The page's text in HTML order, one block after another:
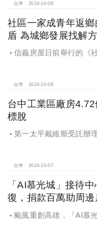
家邸「長築白樓1」
台灣 2024-10-08
社區一家成青年返鄉
盾 為城鄉發展找解方
信義房屋日前舉行的《
彰化鬆勢三日節策展人劉
家鄉帶來改變和發展的故
台灣 2024-10-08
台中工業區廠房4.72
標脫
第一太平戴維斯受託辦
價率5％。
台灣 2024-10-07
「AI慕光城」接待
復，捐款百萬助周邊
颱風重創高雄，「AI慕